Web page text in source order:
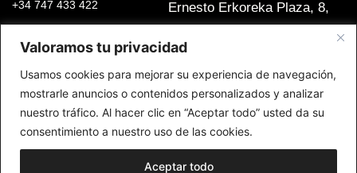
Valoramos tu privacidad
Usamos cookies para mejorar su experiencia de navegación,
mostrarle anuncios o contenidos personalizados y analizar
nuestro tráfico. Al hacer clic en “Aceptar todo” usted da su
consentimiento a nuestro uso de las cookies.
Aceptar todo
+34 747 433 422
Síguenos
Ernesto Erkoreka Plaza, 8,
Ibaiondo, 48007 Bilbao, Bizkaia